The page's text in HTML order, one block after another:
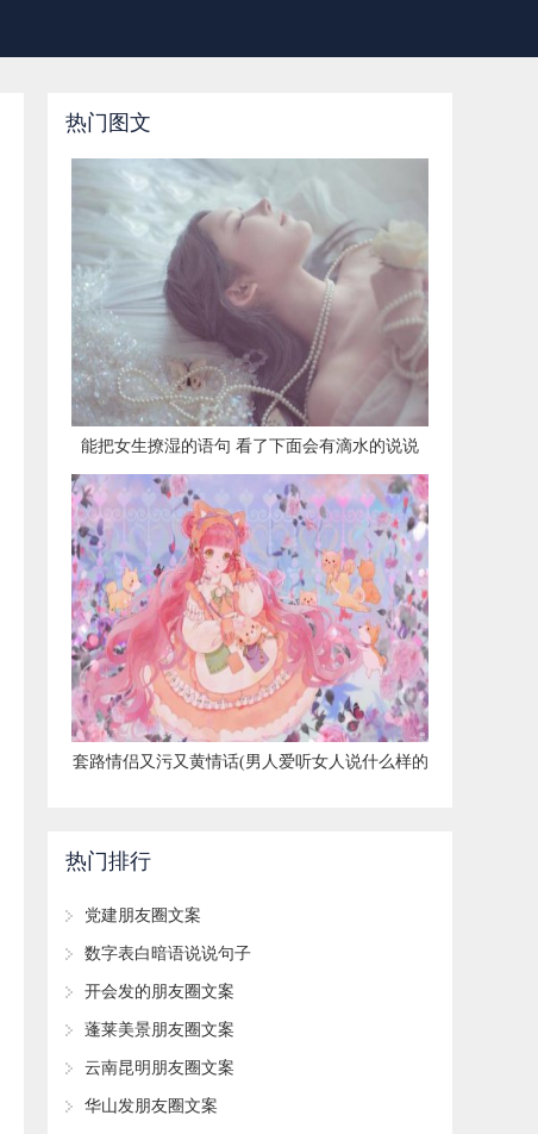
热门图文
​能把女生撩湿的语句 看了下面会有滴水的说说
​套路情侣又污又黄情话(男人爱听女人说什么样的
热门排行
​党建朋友圈文案
​数字表白暗语说说句子
​开会发的朋友圈文案
​蓬莱美景朋友圈文案
​云南昆明朋友圈文案
​华山发朋友圈文案